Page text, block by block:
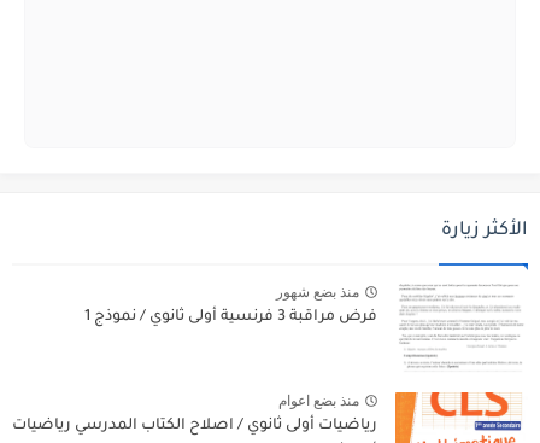
الأكثر زيارة
منذ بضع شهور
فرض مراقبة 3 فرنسية أولى ثانوي / نموذج 1
منذ بضع اعوام
رياضيات أولى ثانوي / اصلاح الكتاب المدرسي رياضيات